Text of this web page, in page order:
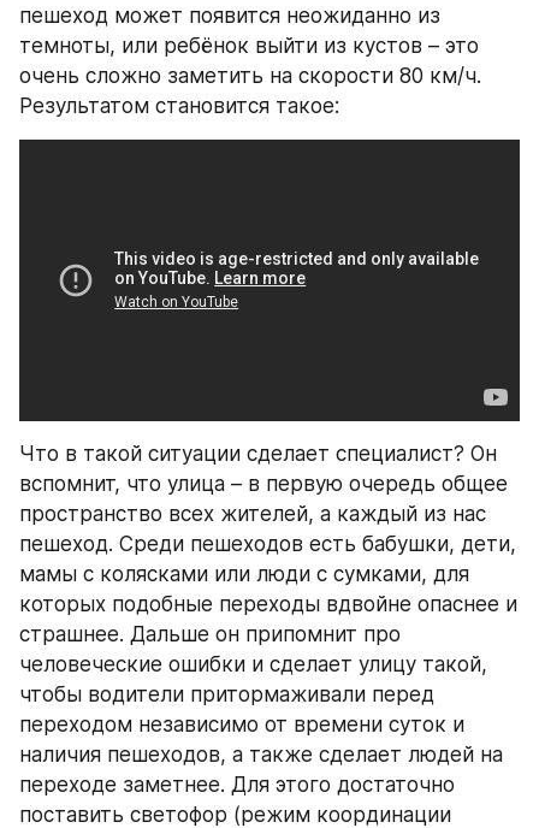
пешеход может появится неожиданно из
темноты, или ребёнок выйти из кустов – это
очень сложно заметить на скорости 80 км/ч.
Результатом становится такое:
Что в такой ситуации сделает специалист? Он
вспомнит, что улица – в первую очередь общее
пространство всех жителей, а каждый из нас
пешеход. Среди пешеходов есть бабушки, дети,
мамы с колясками или люди с сумками, для
которых подобные переходы вдвойне опаснее и
страшнее. Дальше он припомнит про
человеческие ошибки и сделает улицу такой,
чтобы водители притормаживали перед
переходом независимо от времени суток и
наличия пешеходов, а также сделает людей на
переходе заметнее. Для этого достаточно
поставить светофор (режим координации